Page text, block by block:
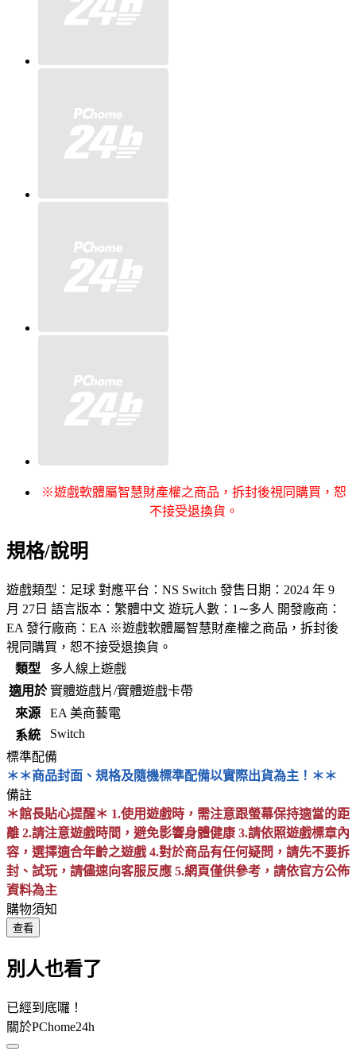
※遊戲軟體屬智慧財產權之商品，拆封後視同購買，恕
不接受退換貨。
規格/說明
遊戲類型：足球 對應平台：NS Switch 發售日期：2024 年 9
月 27日 語言版本：繁體中文 遊玩人數：1∼多人 開發廠商：
EA 發行廠商：EA ※遊戲軟體屬智慧財產權之商品，拆封後
視同購買，恕不接受退換貨。
類型
多人線上遊戲
適用於 實體遊戲片/實體遊戲卡帶
來源
EA 美商藝電
系統
Switch
標準配備
＊＊商品封面、規格及隨機標準配備以實際出貨為主！＊＊
備註
＊館長貼心提醒＊ 1.使用遊戲時，需注意跟螢幕保持適當的距
離 2.請注意遊戲時間，避免影響身體健康 3.請依照遊戲標章內
容，選擇適合年齡之遊戲 4.對於商品有任何疑問，請先不要拆
封、試玩，請儘速向客服反應 5.網頁僅供參考，請依官方公佈
資料為主
購物須知
查看
別人也看了
已經到底囉！
關於PChome24h